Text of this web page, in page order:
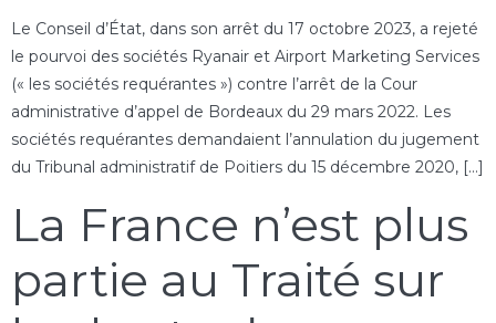
Le Conseil d’État, dans son arrêt du 17 octobre 2023, a rejeté
le pourvoi des sociétés Ryanair et Airport Marketing Services
(« les sociétés requérantes ») contre l’arrêt de la Cour
administrative d’appel de Bordeaux du 29 mars 2022. Les
sociétés requérantes demandaient l’annulation du jugement
du Tribunal administratif de Poitiers du 15 décembre 2020, […]
La France n’est plus
partie au Traité sur